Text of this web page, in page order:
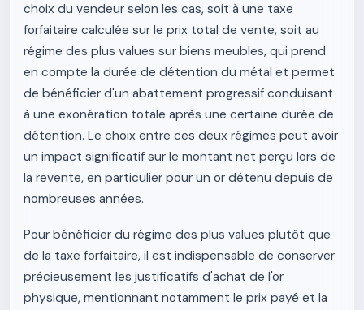
choix du vendeur selon les cas, soit à une taxe
forfaitaire calculée sur le prix total de vente, soit au
régime des plus values sur biens meubles, qui prend
en compte la durée de détention du métal et permet
de bénéficier d'un abattement progressif conduisant
à une exonération totale après une certaine durée de
détention. Le choix entre ces deux régimes peut avoir
un impact significatif sur le montant net perçu lors de
la revente, en particulier pour un or détenu depuis de
nombreuses années.
Pour bénéficier du régime des plus values plutôt que
de la taxe forfaitaire, il est indispensable de conserver
précieusement les justificatifs d'achat de l'or
physique, mentionnant notamment le prix payé et la